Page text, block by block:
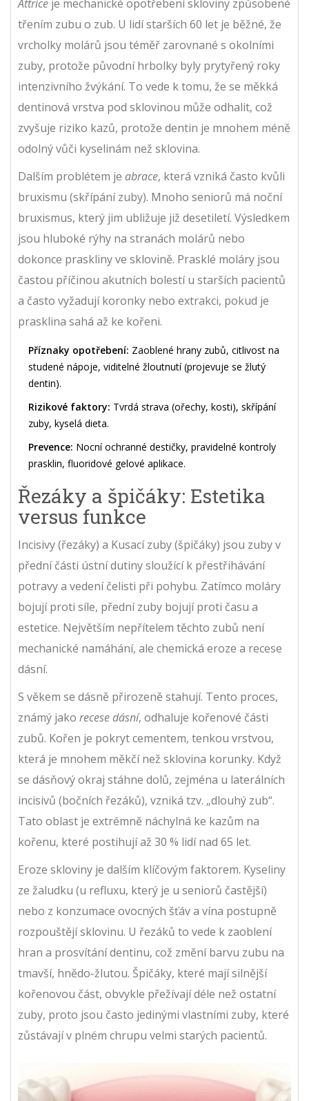
Attrice je mechanické opotřebení skloviny způsobené
třením zubu o zub. U lidí starších 60 let je běžné, že
vrcholky molárů jsou téměř zarovnané s okolními
zuby, protože původní hrbolky byly prytyřený roky
intenzivního žvýkání. To vede k tomu, že se měkká
dentinová vrstva pod sklovinou může odhalit, což
zvyšuje riziko kazů, protože dentin je mnohem méně
odolný vůči kyselinám než sklovina.
Dalším problétem je abrace, která vzniká často kvůli
bruxismu (skřípání zuby). Mnoho seniorů má noční
bruxismus, který jim ubližuje již desetiletí. Výsledkem
jsou hluboké rýhy na stranách molárů nebo
dokonce praskliny ve sklovině. Prasklé moláry jsou
častou příčinou akutních bolestí u starších pacientů
a často vyžadují koronky nebo extrakci, pokud je
prasklina sahá až ke kořeni.
Příznaky opotřebení: Zaoblené hrany zubů, citlivost na
studené nápoje, viditelné žloutnutí (projevuje se žlutý
dentin).
Rizikové faktory: Tvrdá strava (ořechy, kosti), skřípání
zuby, kyselá dieta.
Prevence: Nocní ochranné destičky, pravidelné kontroly
prasklin, fluoridové gelové aplikace.
Řezáky a špičáky: Estetika
versus funkce
Incisivy(řezáky) a Kusací zuby(špičáky) jsou zuby v
přední části ústní dutiny sloužící k přestřihávání
potravy a vedení čelisti při pohybu. Zatímco moláry
bojují proti síle, přední zuby bojují proti času a
estetice. Největším nepřítelem těchto zubů není
mechanické namáhání, ale chemická eroze a recese
dásní.
S věkem se dásně přirozeně stahují. Tento proces,
známý jako recese dásní, odhaluje kořenové části
zubů. Kořen je pokryt cementem, tenkou vrstvou,
která je mnohem měkčí než sklovina korunky. Když
se dásňový okraj stáhne dolů, zejména u laterálních
incisivů (bočních řezáků), vzniká tzv. „dlouhý zub“.
Tato oblast je extrémně náchylná ke kazům na
kořenu, které postihují až 30 % lidí nad 65 let.
Eroze skloviny je dalším klíčovým faktorem. Kyseliny
ze žaludku (u refluxu, který je u seniorů častější)
nebo z konzumace ovocných šťáv a vína postupně
rozpouštějí sklovinu. U řezáků to vede k zaoblení
hran a prosvítání dentinu, což změní barvu zubu na
tmavší, hnědo-žlutou. Špičáky, které mají silnější
kořenovou část, obvykle přežívají déle než ostatní
zuby, proto jsou často jedinými vlastními zuby, které
zůstávají v plném chrupu velmi starých pacientů.